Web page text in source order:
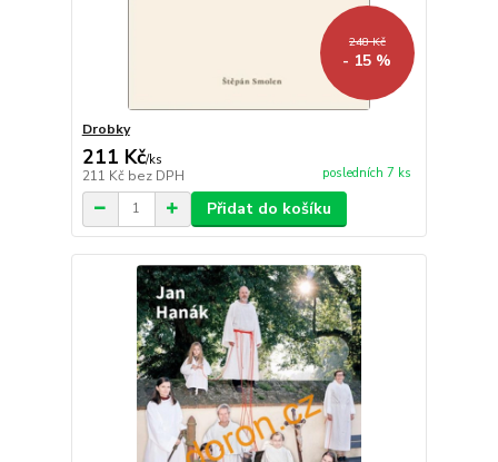
248 Kč
- 15 %
Drobky
211 Kč/ks
211 Kč bez DPH posledních 7 ks
Přidat do košíku